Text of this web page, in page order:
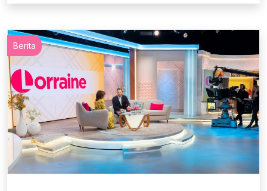
Berita